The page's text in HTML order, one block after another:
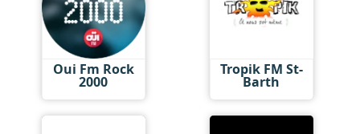
Oui Fm Rock
2000
Tropik FM St-
Barth